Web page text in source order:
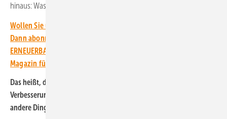
hinaus: Was kann mein Unternehmen besser.
Wollen Sie über die Energiewende auf dem Laufenden bleiben?
Dann abonnieren Sie einfach den kostenlosen Newsletter von
ERNEUERBARE ENERGIEN – dem größten verbandsunabhängigen
Magazin für erneuerbare Energien in Deutschland!
Das heißt, das suchende Unternehmen müsste immer
Verbesserungen anbieten. Doch dies ist endlich. Spielen auch
andere Dinge noch eine Rolle?